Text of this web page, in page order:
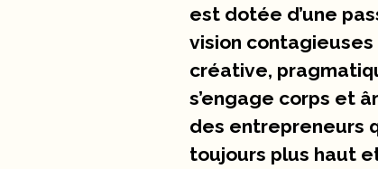
est dotée d’une
vision
créative,
s’engage corps et
des entrepreneurs
toujours plus haut